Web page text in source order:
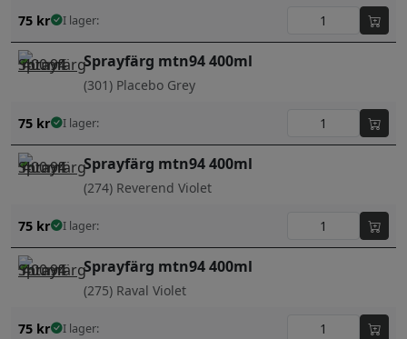
75 kr I lager:
Sprayfärg mtn94 400ml
(301) Placebo Grey
75 kr I lager:
Sprayfärg mtn94 400ml
(274) Reverend Violet
75 kr I lager:
Sprayfärg mtn94 400ml
(275) Raval Violet
75 kr I lager: